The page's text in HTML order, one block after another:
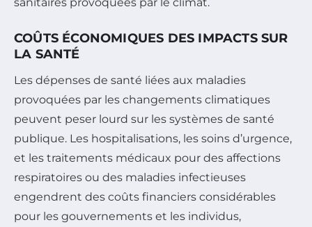
COÛTS ÉCONOMIQUES DES IMPACTS SUR
LA SANTÉ
Les dépenses de santé liées aux maladies
provoquées par les changements climatiques
peuvent peser lourd sur les systèmes de santé
publique. Les hospitalisations, les soins d’urgence,
et les traitements médicaux pour des affections
respiratoires ou des maladies infectieuses
engendrent des coûts financiers considérables
pour les gouvernements et les individus,